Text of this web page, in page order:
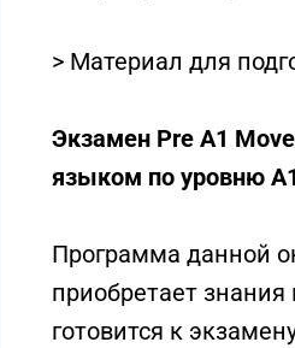
> Материал для
Экзамен Pre A1
языком по уровню
Программа данной
приобретает
готовится к